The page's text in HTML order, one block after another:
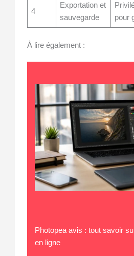
4
Exportation et
sauvegarde
pour
À lire également :
Photopea avis : tout savoir
en ligne